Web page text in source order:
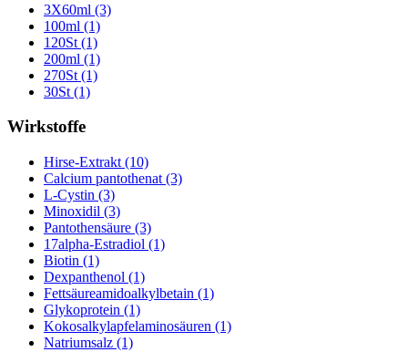
3X60ml (3)
100ml (1)
120St (1)
200ml (1)
270St (1)
30St (1)
Wirkstoffe
Hirse-Extrakt (10)
Calcium pantothenat (3)
L-Cystin (3)
Minoxidil (3)
Pantothensäure (3)
17alpha-Estradiol (1)
Biotin (1)
Dexpanthenol (1)
Fettsäureamidoalkylbetain (1)
Glykoprotein (1)
Kokosalkylapfelaminosäuren (1)
Natriumsalz (1)